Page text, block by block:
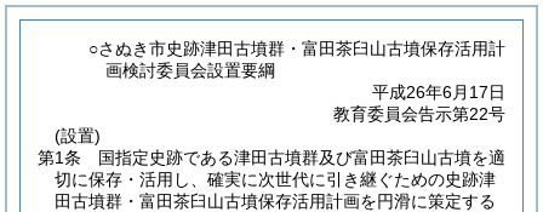
○さぬき市史跡津田古墳群・富田茶臼山古墳保存活用計
画検討委員会設置要綱
平成26年6月17日
教育委員会告示第22号
(設置)
第1条
国指定史跡である津田古墳群及び富田茶臼山古墳を適
切に保存・活用し、確実に次世代に引き継ぐための史跡津
田古墳群・富田茶臼山古墳保存活用計画を円滑に策定する